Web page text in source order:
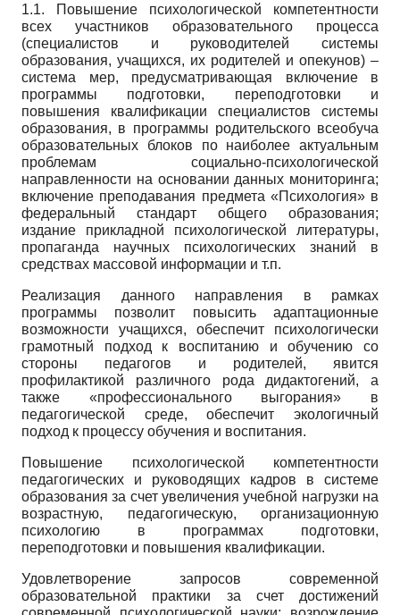
1.1. Повышение психологической компетентности
всех участников образовательного процесса
(специалистов и руководителей системы
образования, учащихся, их родителей и опекунов) –
система мер, предусматривающая включение в
программы подготовки, переподготовки и
повышения квалификации специалистов системы
образования, в программы родительского всеобуча
образовательных блоков по наиболее актуальным
проблемам социально-психологической
направленности на основании данных мониторинга;
включение преподавания предмета «Психология» в
федеральный стандарт общего образования;
издание прикладной психологической литературы,
пропаганда научных психологических знаний в
средствах массовой информации и т.п.
Реализация данного направления в рамках
программы позволит повысить адаптационные
возможности учащихся, обеспечит психологически
грамотный подход к воспитанию и обучению со
стороны педагогов и родителей, явится
профилактикой различного рода дидактогений, а
также «профессионального выгорания» в
педагогической среде, обеспечит экологичный
подход к процессу обучения и воспитания.
Повышение психологической компетентности
педагогических и руководящих кадров в системе
образования за счет увеличения учебной нагрузки на
возрастную, педагогическую, организационную
психологию в программах подготовки,
переподготовки и повышения квалификации.
Удовлетворение запросов современной
образовательной практики за счет достижений